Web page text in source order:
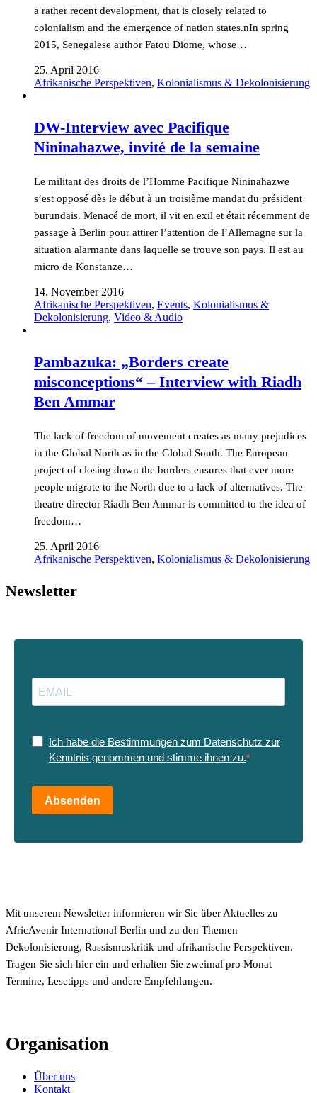
a rather recent development, that is closely related to
colonialism and the emergence of nation states.nIn spring
2015, Senegalese author Fatou Diome, whose…
25. April 2016
Afrikanische Perspektiven, Kolonialismus & Dekolonisierung
DW-Interview avec Pacifique
Nininahazwe, invité de la semaine
Le militant des droits de l’Homme Pacifique Nininahazwe
s’est opposé dès le début à un troisième mandat du président
burundais. Menacé de mort, il vit en exil et était récemment de
passage à Berlin pour attirer l’attention de l’Allemagne sur la
situation alarmante dans laquelle se trouve son pays. Il est au
micro de Konstanze…
14. November 2016
Afrikanische Perspektiven, Events, Kolonialismus &
Dekolonisierung, Video & Audio
Pambazuka: „Borders create
misconceptions“ – Interview with Riadh
Ben Ammar
The lack of freedom of movement creates as many prejudices
in the Global North as in the Global South. The European
project of closing down the borders ensures that ever more
people migrate to the North due to a lack of alternatives. The
theatre director Riadh Ben Ammar is committed to the idea of
freedom…
25. April 2016
Afrikanische Perspektiven, Kolonialismus & Dekolonisierung
Newsletter
Ich habe die Bestimmungen zum Datenschutz zur
Kenntnis genommen und stimme ihnen zu.
Absenden
Mit unserem Newsletter informieren wir Sie über Aktuelles zu
AfricAvenir International Berlin und zu den Themen
Dekolonisierung, Rassismuskritik und afrikanische Perspektiven.
Tragen Sie sich hier ein und erhalten Sie zweimal pro Monat
Termine, Lesetipps und andere Empfehlungen.
Organisation
Über uns
Kontakt